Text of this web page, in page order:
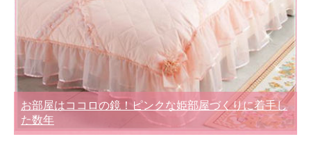
お部屋はココロの鏡！ピンクな姫部屋づくりに着手し
た数年